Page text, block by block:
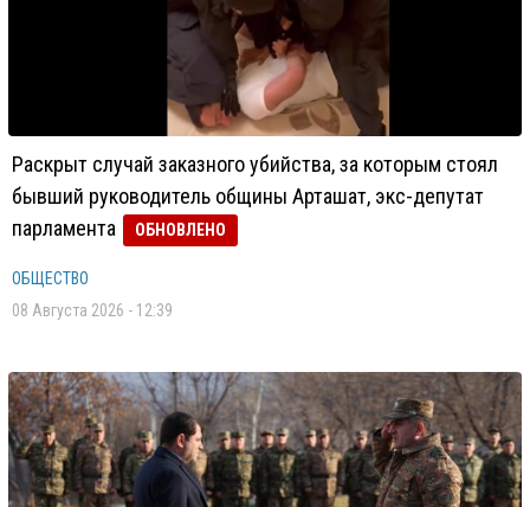
Раскрыт случай заказного убийства, за которым стоял
бывший руководитель общины Арташат, экс-депутат
парламента
ОБНОВЛЕНО
ОБЩЕСТВО
08 Августа 2026 - 12:39